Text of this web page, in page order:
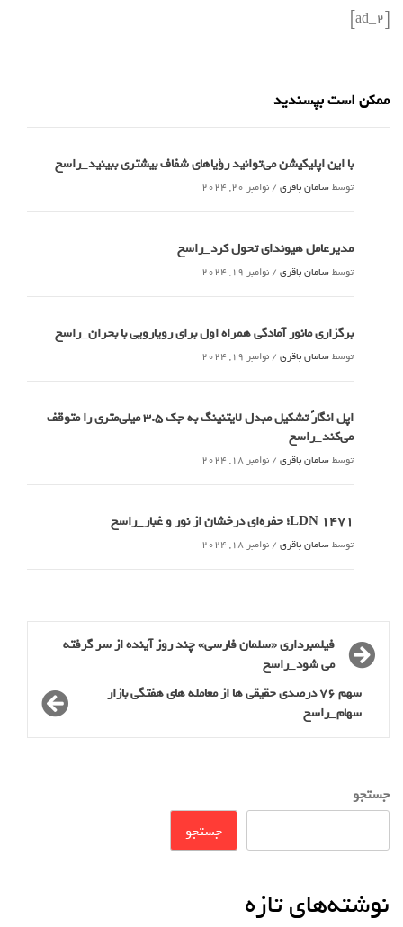
[ad_2]
ممکن است بپسندید
با این اپلیکیشن می‌توانید رؤیاهای شفاف بیشتری ببینید_راسخ
توسطسامان باقری / نوامبر 20, 2024
مدیرعامل هیوندای تحول کرد_راسخ
توسطسامان باقری / نوامبر 19, 2024
برگزاری مانور آمادگی همراه اول برای رویارویی با بحران_راسخ
توسطسامان باقری / نوامبر 19, 2024
اپل انگارً تشکیل مبدل لایتنینگ به جک ۳.۵ میلی‌متری را متوقف
می‌کند_راسخ
توسطسامان باقری / نوامبر 18, 2024
LDN 1471؛ حفره‌ای درخشان از نور و غبار_راسخ
توسطسامان باقری / نوامبر 18, 2024
فیلمبرداری «سلمان فارسی» چند روز آینده از سر گرفته
می شود_راسخ
سهم 76 درصدی حقیقی ها از معامله های هفتگی بازار
سهام_راسخ
جستجو
جستجو
نوشته‌های تازه